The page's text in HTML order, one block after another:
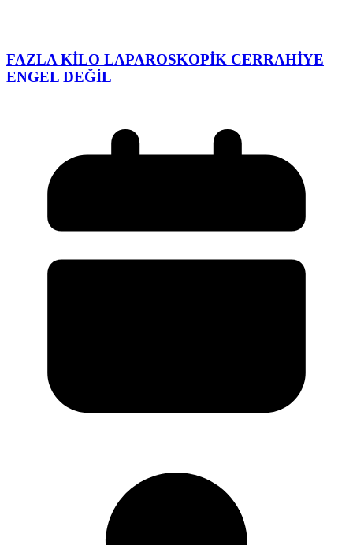
FAZLA KİLO LAPAROSKOPİK CERRAHİYE
ENGEL DEĞİL